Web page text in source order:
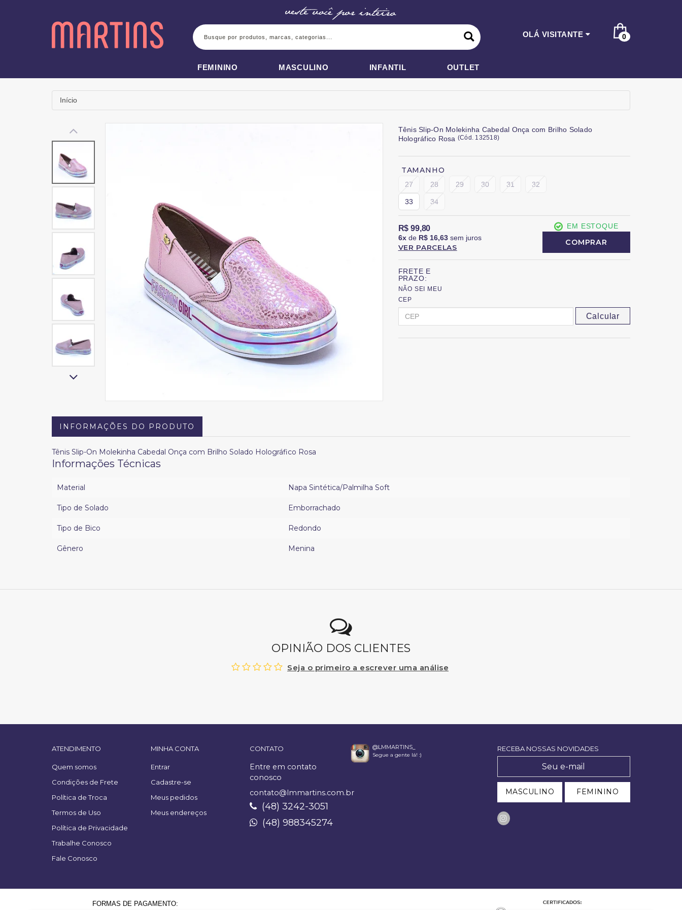
BUSCA
OLÁ VISITANTE 0
FEMININO MASCULINO INFANTIL OUTLET
Início
Tênis Slip-On Molekinha Cabedal Onça com Brilho Solado
Holográfico Rosa (Cód. 132518)
TAMANHO
27 28 29 30 31 32
33 34
R$ 99,80
6xde R$ 16,63sem juros
VER PARCELAS
EM ESTOQUE
COMPRAR
FRETE E
PRAZO:
NÃO SEI MEU
CEP
Calcular
INFORMAÇÕES DO PRODUTO
Tênis Slip-On Molekinha Cabedal Onça com Brilho Solado Holográfico Rosa
Informações Técnicas
Material Napa Sintética/Palmilha Soft
Tipo de Solado Emborrachado
Tipo de Bico Redondo
Gênero Menina
OPINIÃO DOS CLIENTES
Seja o primeiro a escrever uma análise
ATENDIMENTO
Quem somos
Condições de Frete
Política de Troca
Termos de Uso
Política de Privacidade
Trabalhe Conosco
Fale Conosco
MINHA CONTA
Entrar
Cadastre-se
Meus pedidos
Meus endereços
CONTATO
Entre em contato
conosco
contato@lmmartins.com.br
(48) 3242-3051
(48) 988345274
@LMMARTINS_
Segue a gente lá! :)
RECEBA NOSSAS NOVIDADES
MASCULINO FEMININO
FORMAS DE PAGAMENTO: